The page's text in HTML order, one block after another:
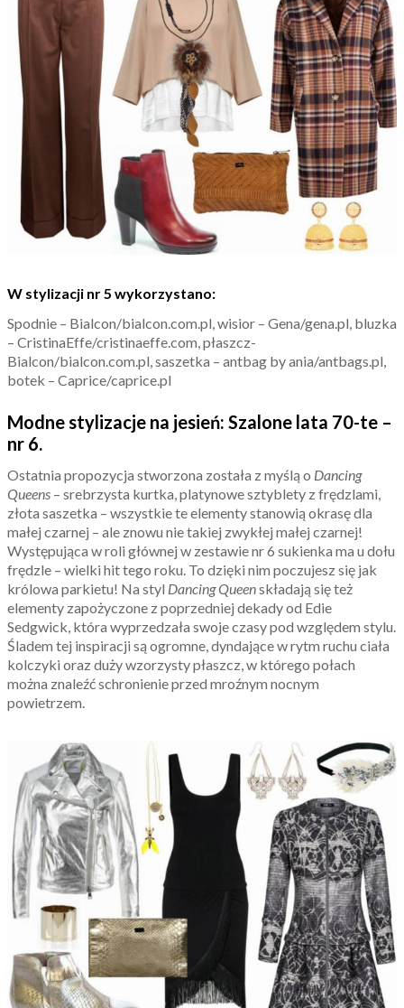
W stylizacji nr 5 wykorzystano:
Spodnie – Bialcon/bialcon.com.pl, wisior – Gena/gena.pl, bluzka
– CristinaEffe/cristinaeffe.com, płaszcz-
Bialcon/bialcon.com.pl, saszetka – antbag by ania/antbags.pl,
botek – Caprice/caprice.pl
Modne stylizacje na jesień: Szalone lata 70-te –
nr 6.
Ostatnia propozycja stworzona została z myślą o Dancing
Queens – srebrzysta kurtka, platynowe sztyblety z frędzlami,
złota saszetka – wszystkie te elementy stanowią okrasę dla
małej czarnej – ale znowu nie takiej zwykłej małej czarnej!
Występująca w roli głównej w zestawie nr 6 sukienka ma u dołu
frędzle – wielki hit tego roku. To dzięki nim poczujesz się jak
królowa parkietu! Na styl Dancing Queenskładają się też
elementy zapożyczone z poprzedniej dekady od Edie
Sedgwick, która wyprzedzała swoje czasy pod względem stylu.
Śladem tej inspiracji są ogromne, dyndające w rytm ruchu ciała
kolczyki oraz duży wzorzysty płaszcz, w którego połach
można znaleźć schronienie przed mroźnym nocnym
powietrzem.